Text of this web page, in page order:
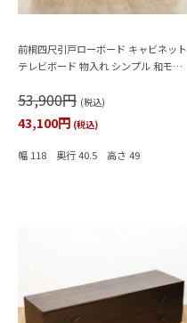
前桐四尺引戸ローボード キャビネット
テレビボード 物入れ シンプル 和モダ
53,900円 (税込)
43,100円 (税込)
幅 118 奥行 40.5 高さ 49